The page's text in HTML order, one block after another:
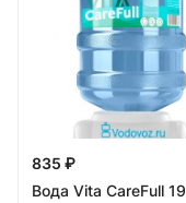
835 ₽
Вода Vita CareFull 19